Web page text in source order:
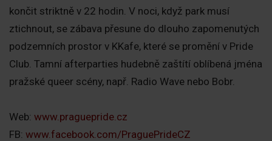
končit striktně v 22 hodin. V noci, když park musí
ztichnout, se zábava přesune do dlouho zapomenutých
podzemních prostor v KKafe, které se promění v Pride
Club. Tamní afterparties hudebně zaštítí oblíbená jména
pražské queer scény, např. Radio Wave nebo Bobr.
Web: www.praguepride.cz
FB: www.facebook.com/PraguePrideCZ